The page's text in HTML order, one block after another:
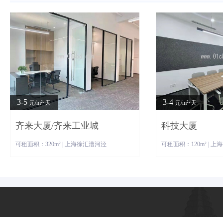
3-5 元/m²⋅天
齐来大厦/齐来工业城
可租面积：320m² | 上海徐汇漕河泾
3-4 元/m²⋅天
科技大厦
可租面积：120m² | 上